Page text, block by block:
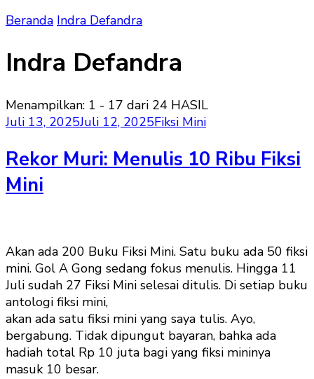
Beranda Indra Defandra
Indra Defandra
Menampilkan: 1 - 17 dari 24 HASIL
Juli 13, 2025Juli 12, 2025Fiksi Mini
Rekor Muri: Menulis 10 Ribu Fiksi
Mini
Akan ada 200 Buku Fiksi Mini. Satu buku ada 50 fiksi
mini. Gol A Gong sedang fokus menulis. Hingga 11
Juli sudah 27 Fiksi Mini selesai ditulis. Di setiap buku
antologi fiksi mini,
akan ada satu fiksi mini yang saya tulis. Ayo,
bergabung. Tidak dipungut bayaran, bahka ada
hadiah total Rp 10 juta bagi yang fiksi mininya
masuk 10 besar.